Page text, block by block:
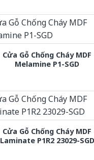
Cửa Gỗ Chống Cháy MDF
Melamine P1-SGD
Cửa Gỗ Chống Cháy MDF
Laminate P1R2 23029-SGD